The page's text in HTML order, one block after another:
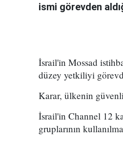
ismi görevden
İsrail'in Mossad
düzey yetkiliyi
Karar, ülkenin
İsrail'in Channel 12
gruplarının